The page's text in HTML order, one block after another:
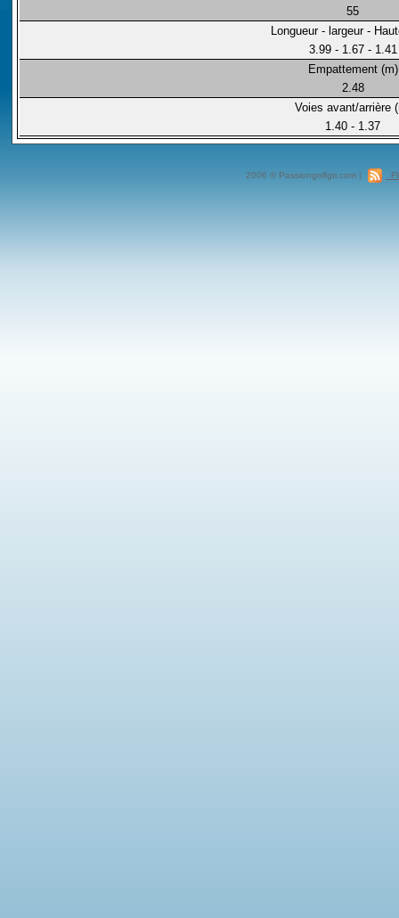
55
Longueur - largeur -
3.99 - 1.67 - 1.41
Empattement (m)
2.48
Voies avant/arrière
1.40 - 1.37
2006 © Passiongolfgti.com |